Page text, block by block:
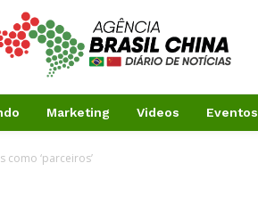
Marketing Videos Eventos
como ‘parceiros’